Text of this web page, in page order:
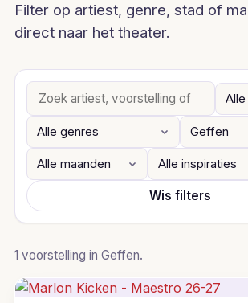
Filter op artiest, genre, stad of
direct naar het theater.
Wis filters
1 voorstelling in Geffen.